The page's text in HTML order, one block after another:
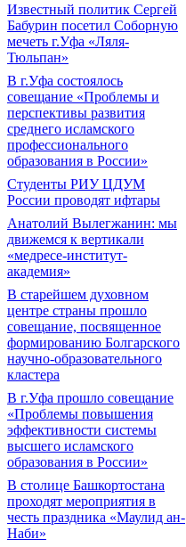
Известный политик Сергей
Бабурин посетил Соборную
мечеть г.Уфа «Ляля-
Тюльпан»
В г.Уфа состоялось
совещание «Проблемы и
перспективы развития
среднего исламского
профессионального
образования в России»
Студенты РИУ ЦДУМ
России проводят ифтары
Анатолий Вылегжанин: мы
движемся к вертикали
«медресе-институт-
академия»
В старейшем духовном
центре страны прошло
совещание, посвященное
формированию Болгарского
научно-образовательного
кластера
В г.Уфа прошло совещание
«Проблемы повышения
эффективности системы
высшего исламского
образования в России»
В столице Башкортостана
проходят мероприятия в
честь праздника «Маулид ан-
Наби»